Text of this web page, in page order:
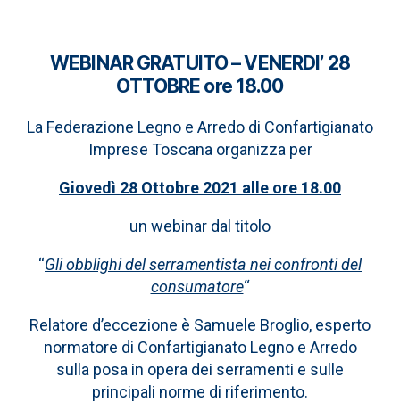
WEBINAR GRATUITO – VENERDI’ 28
OTTOBRE ore 18.00
La Federazione Legno e Arredo di Confartigianato
Imprese Toscana organizza per
Giovedì 28 Ottobre 2021 alle ore 18.00
un webinar dal titolo
“Gli obblighi del serramentista nei confronti del
consumatore“
Relatore d’eccezione è Samuele Broglio, esperto
normatore di Confartigianato Legno e Arredo
sulla posa in opera dei serramenti e sulle
principali norme di riferimento.